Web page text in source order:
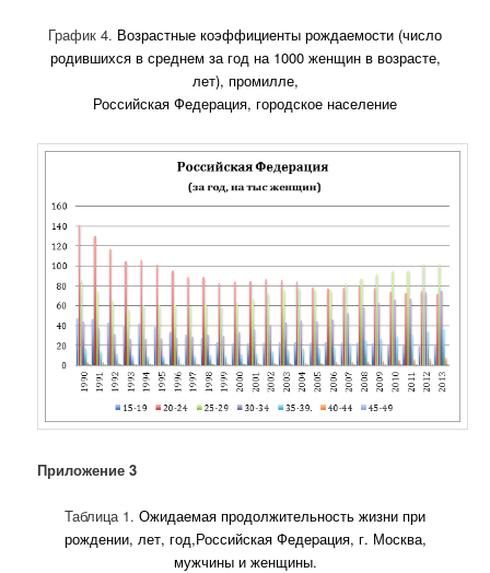
График 4. Возрастные коэффициенты рождаемости (число
родившихся в среднем за год на 1000 женщин в возрасте,
лет), промилле,
Российская Федерация, городское население
Приложение 3
Таблица 1. Ожидаемая продолжительность жизни при
рождении, лет, год,Российская Федеpация, г. Москва,
мужчины и женщины.